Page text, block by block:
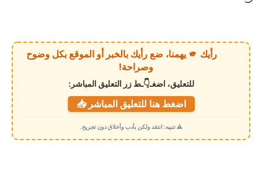
ي
م
ي
رأيك 🫵 يهمنا، ضع رأيك بالخبر أو الموقع بكل وضوح
وصراحة!
للتعليق، اضغـ👇ـط زر التعليق المباشر:
اضغط هنا للتعليق المباشر 📥
⚠️ تنبيه: انتقد ولكن بأدب وأخلاق دون تجريح.